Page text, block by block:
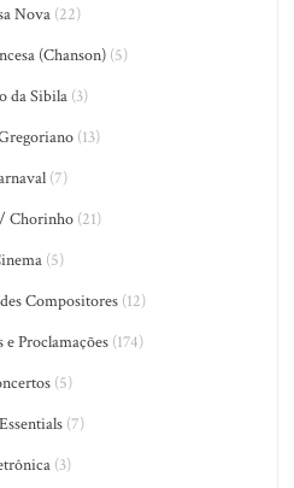
Nova (22)
(Chanson)(5)
da Sibila(3)
(13)
(7)
Chorinho (21)
(5)
Compositores(12)
Proclamações(174)
(5)
(7)
(3)